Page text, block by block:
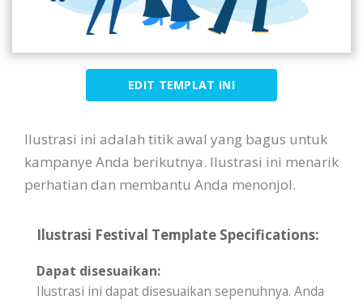
EDIT TEMPLAT INI
Ilustrasi ini adalah titik awal yang bagus untuk
kampanye Anda berikutnya. Ilustrasi ini menarik
perhatian dan membantu Anda menonjol.
Ilustrasi Festival Template Specifications:
Dapat disesuaikan:
Ilustrasi ini dapat disesuaikan sepenuhnya. Anda